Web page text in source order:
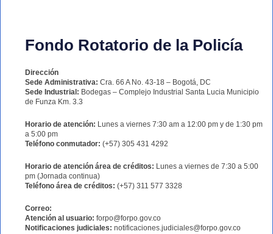
Fondo Rotatorio de la Policía
Dirección
Sede Administrativa: Cra. 66 A No. 43-18 – Bogotá, DC
Sede Industrial: Bodegas – Complejo Industrial Santa Lucia Municipio
de Funza Km. 3.3
Horario de atención: Lunes a viernes 7:30 am a 12:00 pm y de 1:30 pm
a 5:00 pm
Teléfono conmutador: (+57) 305 431 4292
Horario de atención área de créditos: Lunes a viernes de 7:30 a 5:00
pm (Jornada continua)
Teléfono área de créditos: (+57) 311 577 3328
Correo:
Atención al usuario: forpo@forpo.gov.co
Notificaciones judiciales: notificaciones.judiciales@forpo.gov.co